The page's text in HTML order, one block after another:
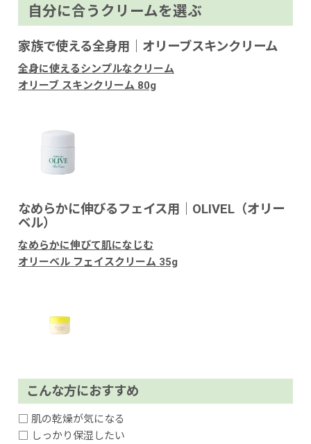
自分に合うクリームを選ぶ
家族で使える全身用｜オリーブスキンクリーム
全身に使えるシンプルなクリーム
オリーブ スキンクリーム 80g
なめらかに伸びるフェイス用｜OLIVEL（オリー
ベル）
なめらかに伸びて肌になじむ
オリーベル フェイスクリーム 35g
こんな方におすすめ
□ 肌の乾燥が気になる
□ しっかり保湿したい